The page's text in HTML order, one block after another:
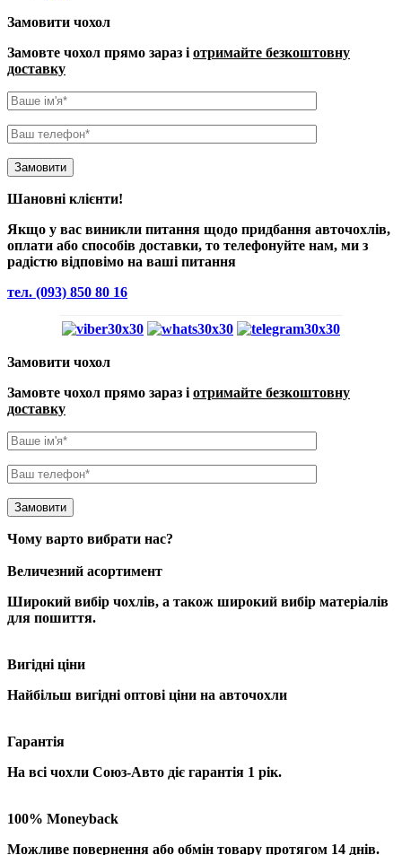
Замовити чохол
Замовте чохол прямо зараз і отримайте безкоштовну
доставку
Шановні клієнти!
Якщо у вас виникли питання щодо придбання авточохлів,
оплати або способів доставки, то телефонуйте нам, ми з
радістю відповімо на ваші питання
тел. (093) 850 80 16
Замовити чохол
Замовте чохол прямо зараз і отримайте безкоштовну
доставку
Чому варто вибрати нас?
Величезний асортимент
Широкий вибір чохлів, а також широкий вибір матеріалів
для пошиття.
Вигідні ціни
Найбільш вигідні оптові ціни на авточохли
Гарантія
На всі чохли Союз-Авто діє гарантія 1 рік.
100% Moneyback
Можливе повернення або обмін товару протягом 14 днів.